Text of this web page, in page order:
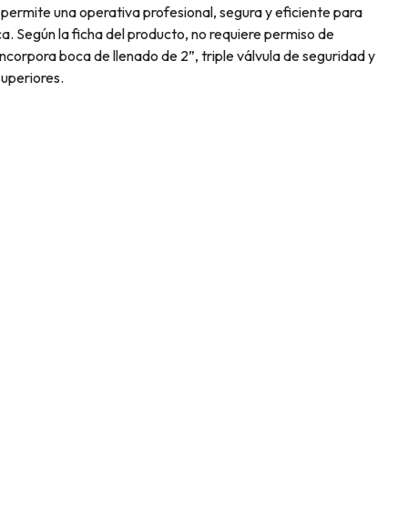
permite una operativa profesional, segura y eficiente para
Según la ficha del producto, no requiere permiso de
boca de llenado de 2”, triple válvula de seguridad y